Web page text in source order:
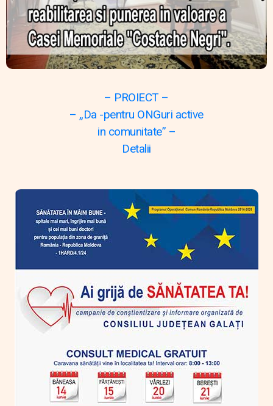
– PROIECT –
– „Da -pentru ONGuri active
in comunitate” –
Detalii